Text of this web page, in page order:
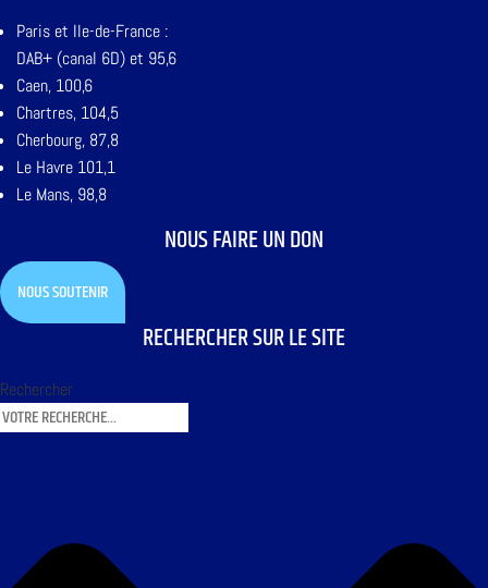
Paris et Ile-de-France :
DAB+ (canal 6D) et 95,6
Caen, 100,6
Chartres, 104,5
Cherbourg, 87,8
Le Havre 101,1
Le Mans, 98,8
NOUS FAIRE UN DON
NOUS SOUTENIR
RECHERCHER SUR LE SITE
Rechercher